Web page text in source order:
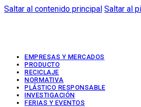
Saltar al contenido principal Saltar al
EMPRESAS Y MERCADOS
PRODUCTO
RECICLAJE
NORMATIVA
PLÁSTICO RESPONSABLE
INVESTIGACIÓN
FERIAS Y EVENTOS